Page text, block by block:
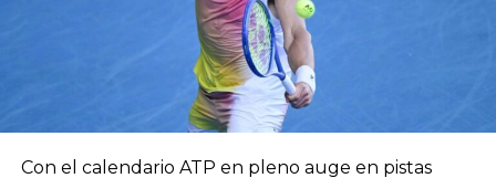
Con el calendario ATP en pleno auge en pistas